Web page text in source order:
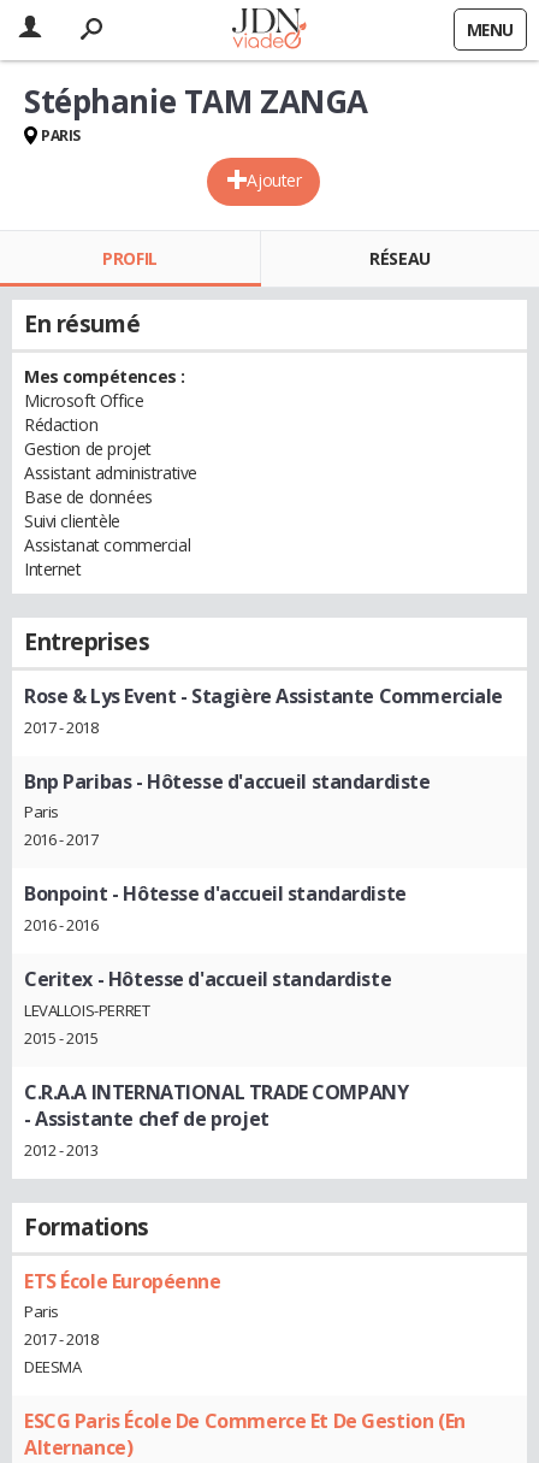
MENU
Ajouter
Stéphanie TAM ZANGA
PARIS
PROFIL RÉSEAU
En résumé
Mes compétences :
Microsoft Office
Rédaction
Gestion de projet
Assistant administrative
Base de données
Suivi clientèle
Assistanat commercial
Internet
Entreprises
Rose & Lys Event - Stagière Assistante Commerciale
2017 - 2018
Bnp Paribas- Hôtesse d'accueil standardiste
Paris
2016 - 2017
Bonpoint - Hôtesse d'accueil standardiste
2016 - 2016
Ceritex - Hôtesse d'accueil standardiste
LEVALLOIS-PERRET
2015 - 2015
C.R.A.A INTERNATIONAL TRADE COMPANY
- Assistante chef de projet
2012 - 2013
Formations
ETS École Européenne
Paris
2017 - 2018
DEESMA
ESCG Paris École De Commerce Et De Gestion (En
Alternance)